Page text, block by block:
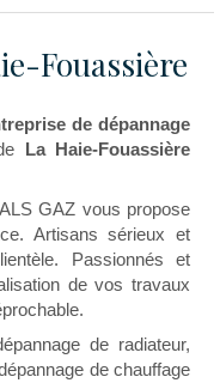
Fouassière
de dépannage
La Haie-Fouassière
GAZ vous propose
Artisans sérieux et
Passionnés et
de vos travaux
de radiateur,
de chauffage